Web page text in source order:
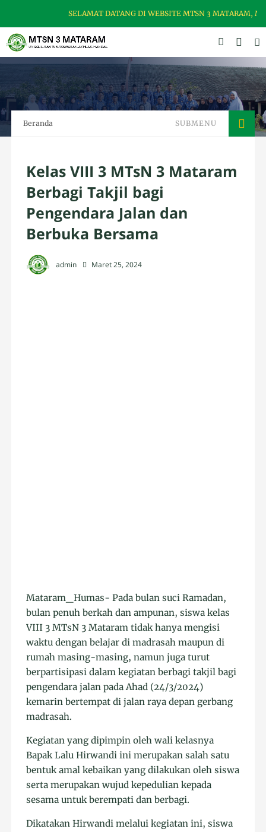
SELAMAT DATANG DI WEBSITE MTSN 3 MATARAM,
Beranda SUBMENU
Kelas VIII 3 MTsN 3 Mataram
Berbagi Takjil bagi
Pengendara Jalan dan
Berbuka Bersama
admin Maret 25, 2024
Mataram_Humas- Pada bulan suci Ramadan,
bulan penuh berkah dan ampunan, siswa kelas
VIII 3 MTsN 3 Mataram tidak hanya mengisi
waktu dengan belajar di madrasah maupun di
rumah masing-masing, namun juga turut
berpartisipasi dalam kegiatan berbagi takjil bagi
pengendara jalan pada Ahad (24/3/2024)
kemarin bertempat di jalan raya depan gerbang
madrasah.
Kegiatan yang dipimpin oleh wali kelasnya
Bapak Lalu Hirwandi ini merupakan salah satu
bentuk amal kebaikan yang dilakukan oleh siswa
serta merupakan wujud kepedulian kepada
sesama untuk berempati dan berbagi.
Dikatakan Hirwandi melalui kegiatan ini, siswa